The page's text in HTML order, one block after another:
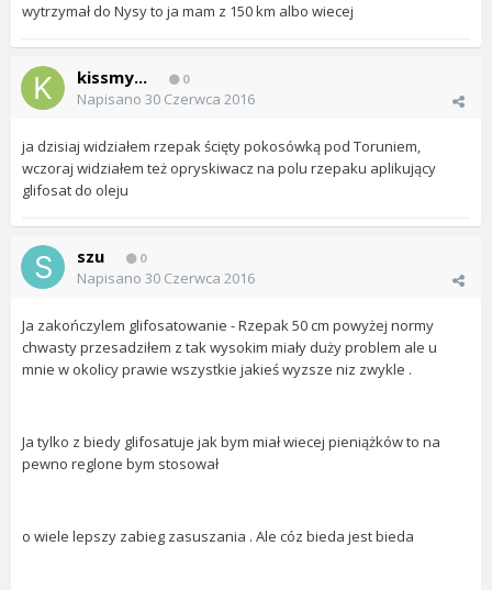
wytrzymał do Nysy to ja mam z 150 km albo wiecej
kissmy... 0
Napisano 30 Czerwca 2016
ja dzisiaj widziałem rzepak ścięty pokosówką pod Toruniem,
wczoraj widziałem też opryskiwacz na polu rzepaku aplikujący
glifosat do oleju
szu 0
Napisano 30 Czerwca 2016
Ja zakończylem glifosatowanie - Rzepak 50 cm powyżej normy
chwasty przesadziłem z tak wysokim miały duży problem ale u
mnie w okolicy prawie wszystkie jakieś wyzsze niz zwykle .
Ja tylko z biedy glifosatuje jak bym miał wiecej pieniążków to na
pewno reglone bym stosował
o wiele lepszy zabieg zasuszania . Ale cóz bieda jest bieda